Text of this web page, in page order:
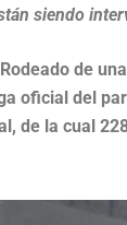
siendo
de
oficial del
de la cual